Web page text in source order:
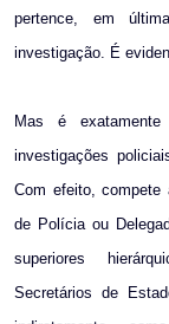
pertence, em
investigação. É
Mas é
investigações
Com efeito, compete
de Polícia ou
superiores
Secretários de